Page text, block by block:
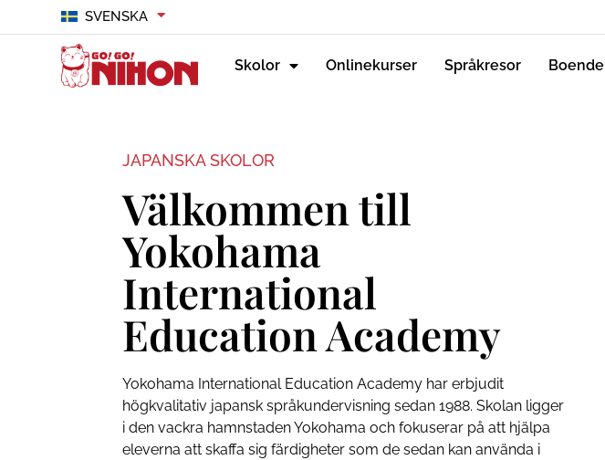
SVENSKA
Skolor Onlinekurser Språkresor Boende
JAPANSKA SKOLOR
Välkommen till
Yokohama
International
Education Academy
Yokohama International Education Academy har erbjudit
högkvalitativ japansk språkundervisning sedan 1988. Skolan ligger
i den vackra hamnstaden Yokohama och fokuserar på att hjälpa
eleverna att skaffa sig färdigheter som de sedan kan använda i